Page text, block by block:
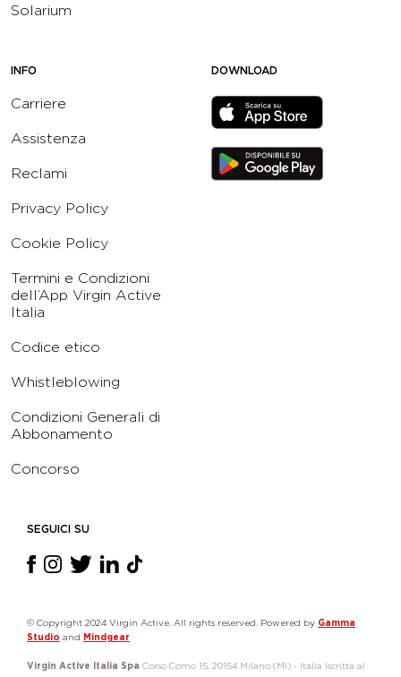
Solarium
INFO
Carriere
Assistenza
Reclami
Privacy Policy
Cookie Policy
Termini e Condizioni
dell’App Virgin Active
Italia
Codice etico
Whistleblowing
Condizioni Generali di
Abbonamento
Concorso
DOWNLOAD
SEGUICI SU
© Copyright 2024 Virgin Active. All rights reserved. Powered by Gamma
Studio and Mindgear
Virgin Active Italia Spa Corso Como 15, 20154 Milano (MI) - Italia Iscritta al